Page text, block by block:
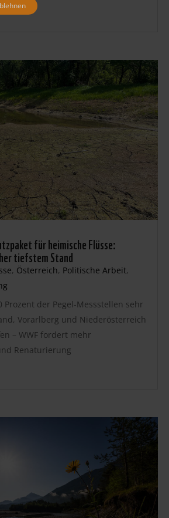
für heimische Flüsse:
tiefstem Stand
, Österreich, Politische Arbeit,
Prozent der Pegel-Messstellen sehr
Vorarlberg und Niederösterreich
– WWF fordert mehr
Renaturierung